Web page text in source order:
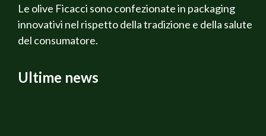
Le olive Ficacci sono confezionate in packaging
innovativi nel rispetto della tradizione e della salute
del consumatore.
Ultime news